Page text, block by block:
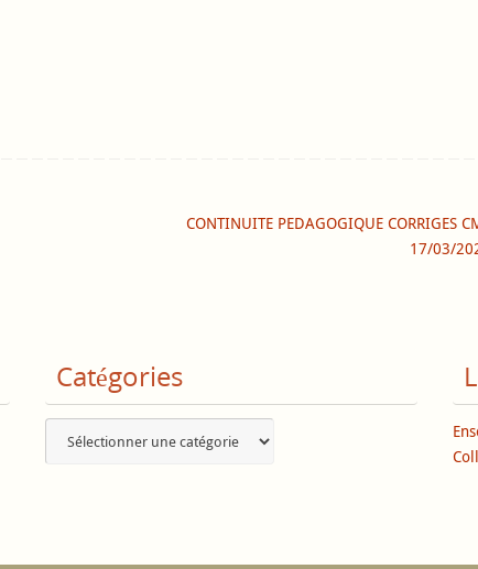
CONTINUITE PEDAGOGIQUE CORRIGES
17/03/
Catégories